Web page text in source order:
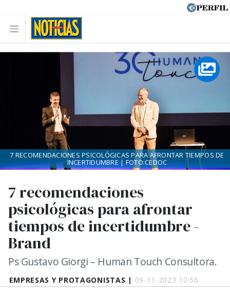
EMPRESAS Y PROTAGONISTAS | 09-11-2023 10:56
7 recomendaciones
psicológicas para afrontar
tiempos de incertidumbre -
Brand
Ps Gustavo Giorgi – Human Touch Consultora.
7 RECOMENDACIONES PSICOLÓGICAS PARA AFRONTAR TIEMPOS DE
INCERTIDUMBRE | FOTO:CEDOC